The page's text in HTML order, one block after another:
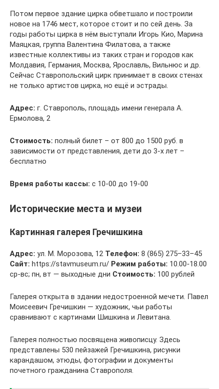
Потом первое здание цирка обветшало и построили
новое на 1746 мест, которое стоит и по сей день. За
годы работы цирка в нём выступали Игорь Кио, Марина
Маяцкая, группа Валентина Филатова, а также
известные коллективы из таких стран и городов как
Молдавия, Германия, Москва, Ярославль, Вильнюс и др.
Сейчас Ставропольский цирк принимает в своих стенах
не только артистов цирка, но ещё и эстрады.
Адрес: г. Ставрополь, площадь имени генерала А.
Ермолова, 2
Стоимость: полный билет – от 800 до 1500 руб. в
зависимости от представления, дети до 3-х лет –
бесплатно
Время работы кассы: с 10-00 до 19-00
Исторические места и музеи
Картинная галерея Гречишкина
Адрес: ул. М. Морозова, 12 Телефон: 8 (865) 275–33–45
Сайт: https://stavmuseum.ru/ Режим работы: 10.00-18.00
ср-вс; пн, вт — выходные дни Стоимость: 100 рублей
Галерея открыта в здании недостроенной мечети. Павел
Моисеевич Гречишкин — художник, чьи работы
сравнивают с картинами Шишкина и Левитана.
Галерея полностью посвящена живописцу. Здесь
представлены 530 пейзажей Гречишкина, рисунки
карандашом, этюды, фотографии и документы
почетного гражданина Ставрополя.